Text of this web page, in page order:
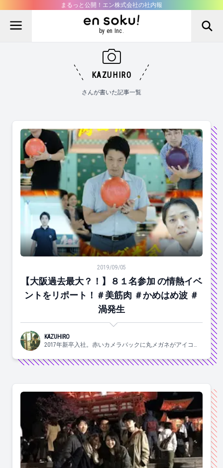
まるっと公開！エン株式会社の社内報
by en Inc.
KAZUHIRO
さんが書いた記事一覧
【大阪過去最大？！】８１名参加 の情熱イベントをリ
2019/09/05
【大阪過去最大？！】８１名参加 の情熱イベ
ントをリポート！＃美筋肉 ＃かめはめ波 ＃
渦発生
KAZUHIRO
2017年新卒入社。赤いカメラバックに丸メガネがアイコン
スキー